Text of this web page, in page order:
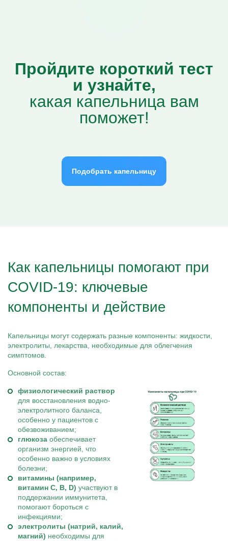
Пройдите короткий тест
и узнайте,
какая капельница вам
поможет!
Подобрать капельницу
Как капельницы помогают при
COVID-19: ключевые
компоненты и действие
Капельницы могут содержать разные компоненты: жидкости,
электролиты, лекарства, необходимые для облегчения
симптомов.
Основной состав:
физиологический раствор
для восстановления водно-
электролитного баланса,
особенно у пациентов с
обезвоживанием;
глюкоза обеспечивает
организм энергией, что
особенно важно в условиях
болезни;
витамины (например,
витамин C, B, D) участвуют в
поддержании иммунитета,
помогают бороться с
инфекциями;
электролиты (натрий, калий,
магний) необходимы для